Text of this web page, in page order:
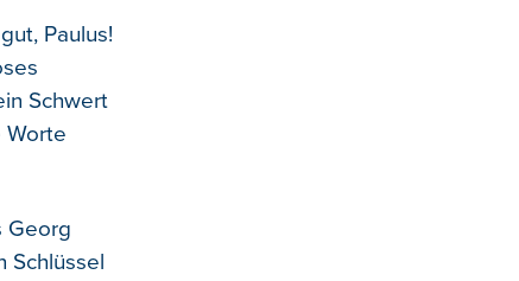
Paulus!
Schwert
Worte
Georg
Schlüssel